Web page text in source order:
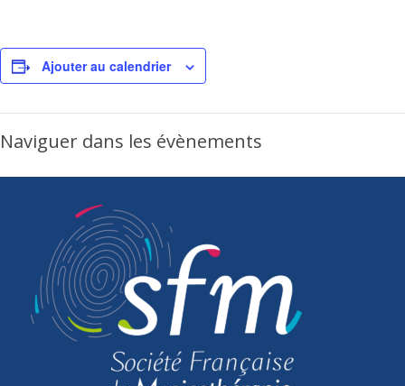
Ajouter au calendrier
Naviguer dans les évènements